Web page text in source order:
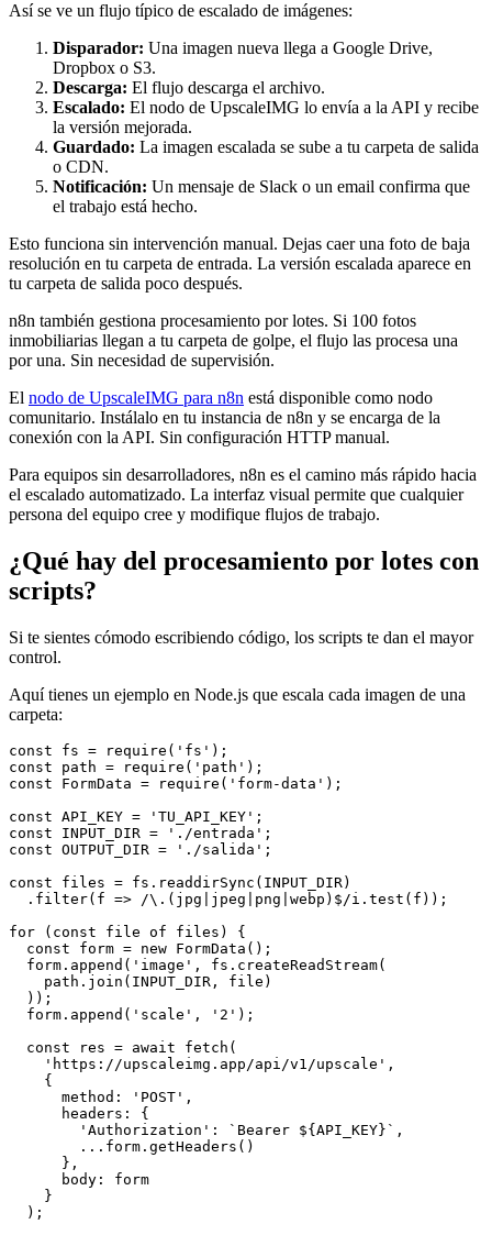
Así se ve un flujo típico de escalado de imágenes:
Disparador: Una imagen nueva llega a Google Drive,
Dropbox o S3.
Descarga: El flujo descarga el archivo.
Escalado: El nodo de UpscaleIMG lo envía a la API y recibe
la versión mejorada.
Guardado: La imagen escalada se sube a tu carpeta de salida
o CDN.
Notificación: Un mensaje de Slack o un email confirma que
el trabajo está hecho.
Esto funciona sin intervención manual. Dejas caer una foto de baja
resolución en tu carpeta de entrada. La versión escalada aparece en
tu carpeta de salida poco después.
n8n también gestiona procesamiento por lotes. Si 100 fotos
inmobiliarias llegan a tu carpeta de golpe, el flujo las procesa una
por una. Sin necesidad de supervisión.
El nodo de UpscaleIMG para n8n está disponible como nodo
comunitario. Instálalo en tu instancia de n8n y se encarga de la
conexión con la API. Sin configuración HTTP manual.
Para equipos sin desarrolladores, n8n es el camino más rápido hacia
el escalado automatizado. La interfaz visual permite que cualquier
persona del equipo cree y modifique flujos de trabajo.
¿Qué hay del procesamiento por lotes con
scripts?
Si te sientes cómodo escribiendo código, los scripts te dan el mayor
control.
Aquí tienes un ejemplo en Node.js que escala cada imagen de una
carpeta:
const fs = require('fs');
const path = require('path');
const FormData = require('form-data');
const API_KEY = 'TU_API_KEY';
const INPUT_DIR = './entrada';
const OUTPUT_DIR = './salida';
const files = fs.readdirSync(INPUT_DIR)
  .filter(f => /\.(jpg|jpeg|png|webp)$/i.test(f));
for (const file of files) {
  const form = new FormData();
  form.append('image', fs.createReadStream(
    path.join(INPUT_DIR, file)
  ));
  form.append('scale', '2');
  const res = await fetch(
    'https://upscaleimg.app/api/v1/upscale',
    {
      method: 'POST',
      headers: {
        'Authorization': `Bearer ${API_KEY}`,
        ...form.getHeaders()
      },
      body: form
    }
  );